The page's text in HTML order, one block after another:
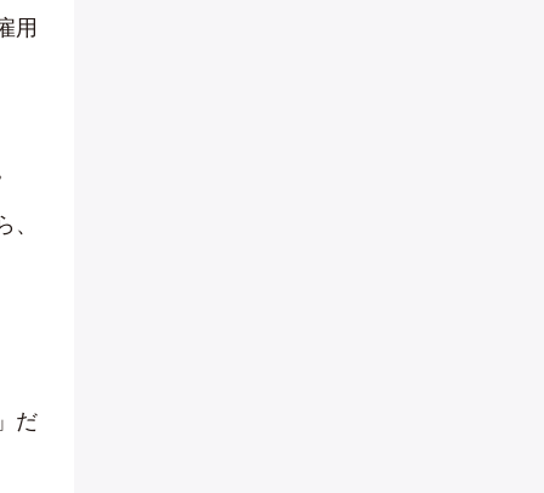
用
だ